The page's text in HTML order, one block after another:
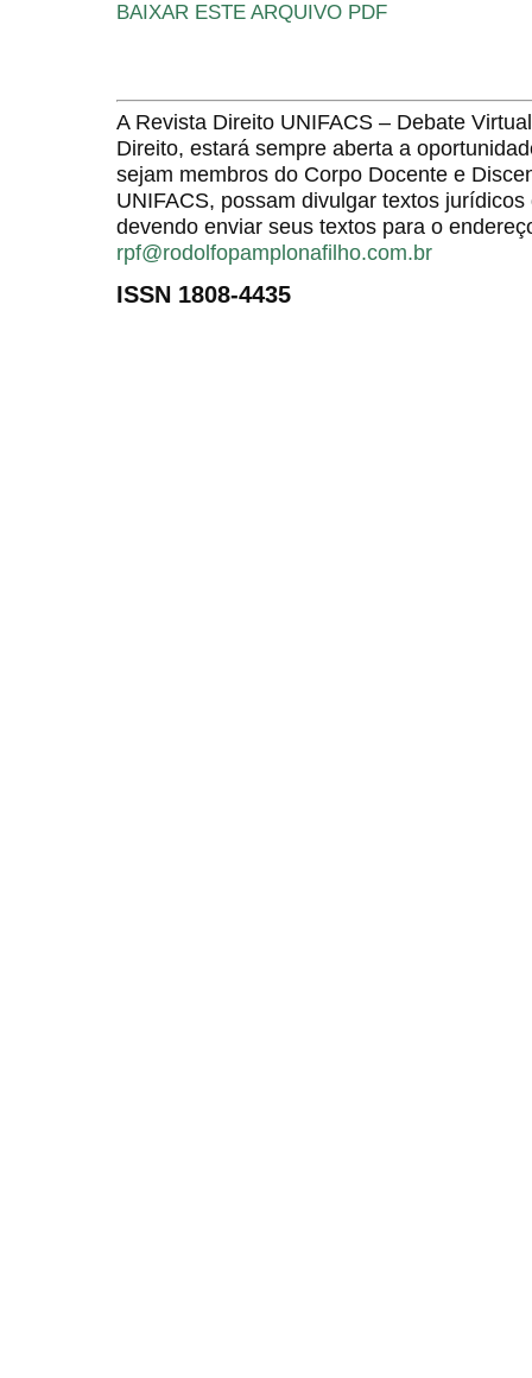
BAIXAR ESTE ARQUIVO PDF
A Revista Direito UNIFACS – Debate
Direito, estará sempre aberta a
sejam membros do Corpo Docente e
UNIFACS, possam divulgar textos
devendo enviar seus textos para o
rpf@rodolfopamplonafilho.com.br
ISSN 1808-4435